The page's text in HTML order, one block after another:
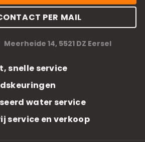
PER MAIL
Meerheide 14, 5521 DZ Eersel
snelle service
water service
service en verkoop